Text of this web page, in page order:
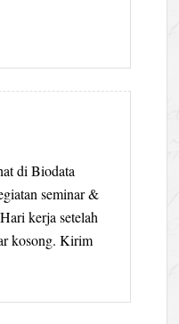
di Biodata
seminar &
kerja setelah
kosong. Kirim